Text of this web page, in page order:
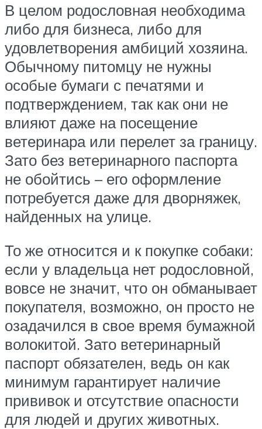
В целом родословная необходима
либо для бизнеса, либо для
удовлетворения амбиций хозяина.
Обычному питомцу не нужны
особые бумаги с печатями и
подтверждением, так как они не
влияют даже на посещение
ветеринара или перелет за границу.
Зато без ветеринарного паспорта
не обойтись – его оформление
потребуется даже для дворняжек,
найденных на улице.
То же относится и к покупке собаки:
если у владельца нет родословной,
вовсе не значит, что он обманывает
покупателя, возможно, он просто не
озадачился в свое время бумажной
волокитой. Зато ветеринарный
паспорт обязателен, ведь он как
минимум гарантирует наличие
прививок и отсутствие опасности
для людей и других животных.